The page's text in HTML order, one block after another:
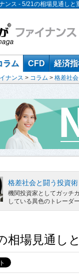
ンス - 5/21の相場見通し
ラム CFD 経済
ナンス > コラム > 格差社
格差社会と闘う投資術
機関投資家としてガッチ
している異色のトレーダ
相場見通し